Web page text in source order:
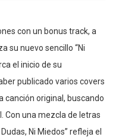
con un bonus track, a
su nuevo sencillo “Ni
el inicio de su
publicado varios covers
canción original, buscando
Con una mezcla de letras
Ni Miedos” refleja el